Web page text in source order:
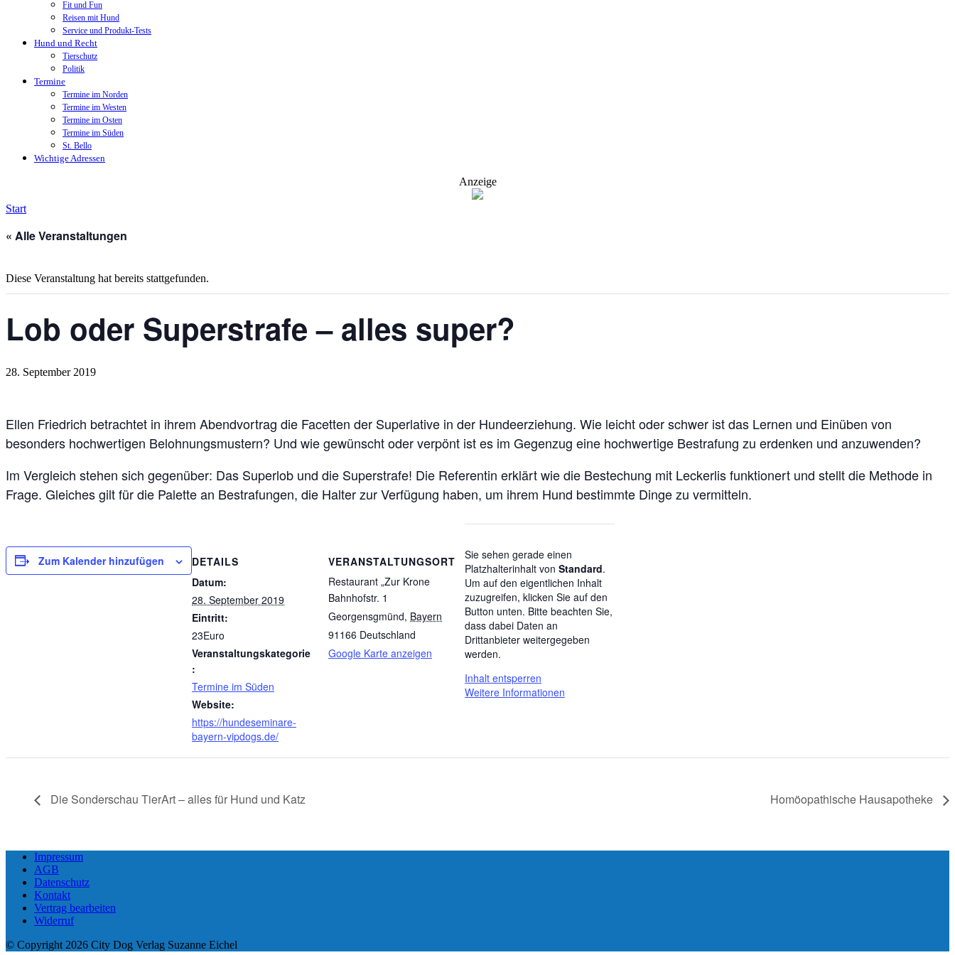
Fit und Fun
Reisen mit Hund
Service und Produkt-Tests
Hund und Recht
Tierschutz
Politik
Termine
Termine im Norden
Termine im Westen
Termine im Osten
Termine im Süden
St. Bello
Wichtige Adressen
Anzeige
Start
« Alle Veranstaltungen
Diese Veranstaltung hat bereits stattgefunden.
Lob oder Superstrafe – alles super?
28. September 2019
Ellen Friedrich betrachtet in ihrem Abendvortrag die Facetten der Superlative in der Hundeerziehung. Wie leicht oder schwer ist das Lernen und Einüben von
besonders hochwertigen Belohnungsmustern? Und wie gewünscht oder verpönt ist es im Gegenzug eine hochwertige Bestrafung zu erdenken und anzuwenden?
Im Vergleich stehen sich gegenüber: Das Superlob und die Superstrafe! Die Referentin erklärt wie die Bestechung mit Leckerlis funktionert und stellt die Methode in
Frage. Gleiches gilt für die Palette an Bestrafungen, die Halter zur Verfügung haben, um ihrem Hund bestimmte Dinge zu vermitteln.
Zum Kalender hinzufügen
DETAILS
Datum:
28. September 2019
Eintritt:
23Euro
Veranstaltungskategorie
:
Termine im Süden
Website:
https://hundeseminare-
bayern-vipdogs.de/
VERANSTALTUNGSORT
Restaurant „Zur Krone
Bahnhofstr. 1
Georgensgmünd, Bayern
91166 Deutschland
Google Karte anzeigen
Sie sehen gerade einen
Platzhalterinhalt von Standard.
Um auf den eigentlichen Inhalt
zuzugreifen, klicken Sie auf den
Button unten. Bitte beachten Sie,
dass dabei Daten an
Drittanbieter weitergegeben
werden.
Inhalt entsperren
Weitere Informationen
Die Sonderschau TierArt – alles für Hund und Katz Homöopathische Hausapotheke
Impressum
AGB
Datenschutz
Kontakt
Vertrag bearbeiten
Widerruf
© Copyright 2026 City Dog Verlag Suzanne Eichel